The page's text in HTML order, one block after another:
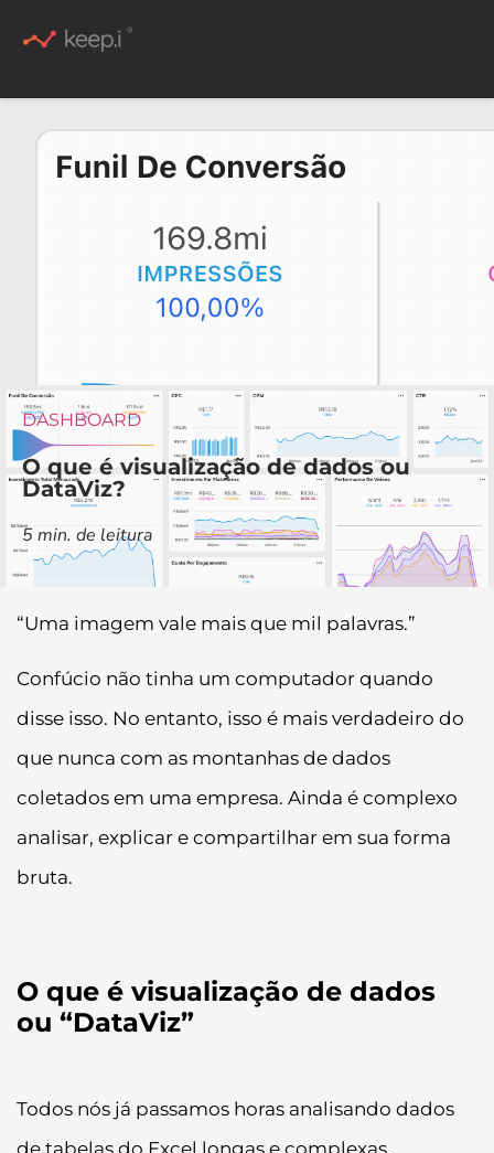
DASHBOARD
O que é visualização de dados ou
DataViz?
5min. de leitura
“Uma imagem vale mais que mil palavras.”
Confúcio não tinha um computador quando
disse isso. No entanto, isso é mais verdadeiro do
que nunca com as montanhas de dados
coletados em uma empresa. Ainda é complexo
analisar, explicar e compartilhar em sua forma
bruta.
O que é visualização de dados
ou “DataViz”
Todos nós já passamos horas analisando dados